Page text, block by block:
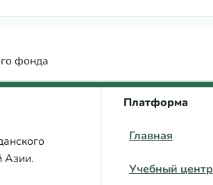
центра ВЕЦА
фонда
Азии.
Платформа
Главная
Учебный центр